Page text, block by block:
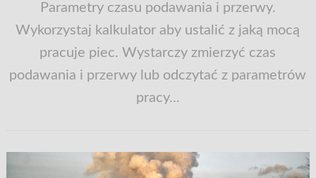
Parametry czasu podawania i przerwy.
Wykorzystaj kalkulator aby ustalić z jaką mocą
pracuje piec. Wystarczy zmierzyć czas
podawania i przerwy lub odczytać z parametrów
pracy...